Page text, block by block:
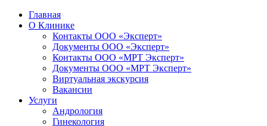
Главная
О Клинике
Контакты ООО «Эксперт»
Документы ООО «Эксперт»
Контакты ООО «МРТ Эксперт»
Документы ООО «МРТ Эксперт»
Виртуальная экскурсия
Вакансии
Услуги
Андрология
Гинекология